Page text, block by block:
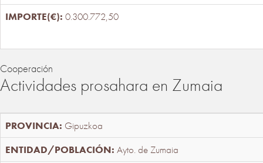
0.300.772,50
Cooperación
Actividades prosahara en Zumaia
Gipuzkoa
Ayto. de Zumaia